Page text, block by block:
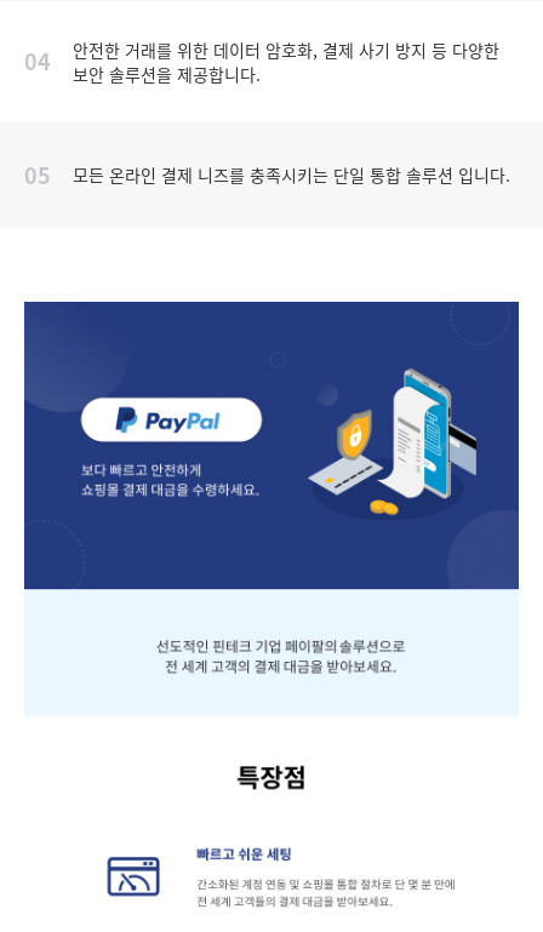
04
안전한 거래를 위한 데이터 암호화, 결제 사기 방지 등 다양한
보안 솔루션을 제공합니다.
05 모든 온라인 결제 니즈를 충족시키는 단일 통합 솔루션 입니다.